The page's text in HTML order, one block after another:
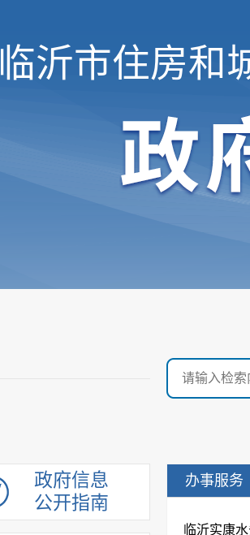
临沂市住房和
政府信息
公开指南
办事服务
临沂实康